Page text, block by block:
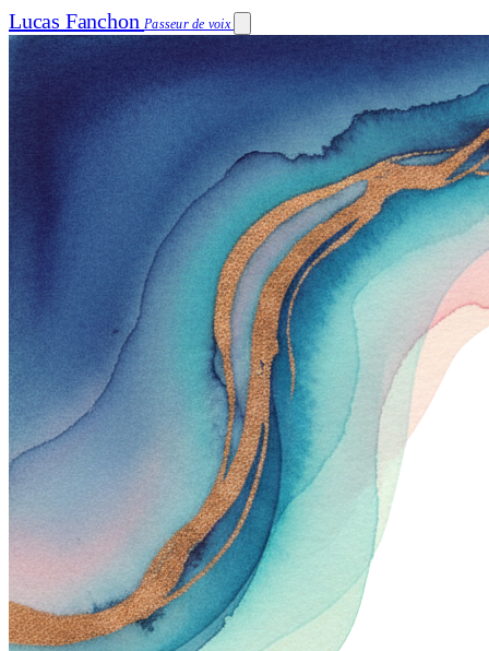
Lucas Fanchon Passeur de voix